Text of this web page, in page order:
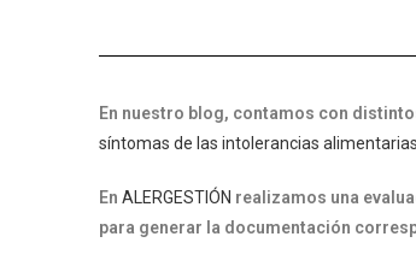
En nuestro blog, contamos con
síntomas de las intolerancias alimentarias
En ALERGESTIÓN realizamos una
para generar la documentación